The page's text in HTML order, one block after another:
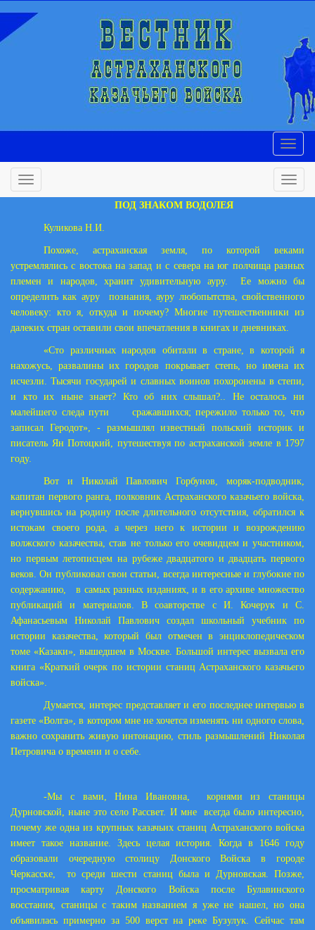
ПОД ЗНАКОМ ВОДОЛЕЯ
Куликова Н.И.
Похоже, астраханская земля, по которой веками
устремлялись с востока на запад и с севера на юг полчища разных
племен и народов, хранит удивительную ауру. Ее можно бы
определить как ауру познания, ауру любопытства, свойственного
человеку: кто я, откуда и почему? Многие путешественники из
далеких стран оставили свои впечатления в книгах и дневниках.
«Сто различных народов обитали в стране, в которой я
нахожусь, развалины их городов покрывает степь, но имена их
исчезли. Тысячи государей и славных воинов похоронены в степи,
и кто их ныне знает? Кто об них слышал?.. Не осталось ни
малейшего следа пути сражавшихся; пережило только то, что
записал Геродот», - размышлял известный польский историк и
писатель Ян Потоцкий, путешествуя по астраханской земле в 1797
году.
Вот и Николай Павлович Горбунов, моряк-подводник,
капитан первого ранга, полковник Астраханского казачьего войска,
вернувшись на родину после длительного отсутствия, обратился к
истокам своего рода, а через него к истории и возрождению
волжского казачества, став не только его очевидцем и участником,
но первым летописцем на рубеже двадцатого и двадцать первого
веков. Он публиковал свои статьи, всегда интересные и глубокие по
содержанию, в самых разных изданиях, и в его архиве множество
публикаций и материалов. В соавторстве с И. Кочерук и С.
Афанасьевым Николай Павлович создал школьный учебник по
истории казачества, который был отмечен в энциклопедическом
томе «Казаки», вышедшем в Москве. Большой интерес вызвала его
книга «Краткий очерк по истории станиц Астраханского казачьего
войска».
Думается, интерес представляет и его последнее интервью в
газете «Волга», в котором мне не хочется изменять ни одного слова,
важно сохранить живую интонацию, стиль размышлений Николая
Петровича о времени и о себе.
-Мы с вами, Нина Ивановна, корнями из станицы
Дурновской, ныне это село Рассвет. И мне всегда было интересно,
почему же одна из крупных казачьих станиц Астраханского войска
имеет такое название. Здесь целая история. Когда в 1646 году
образовали очередную столицу Донского Войска в городе
Черкасске, то среди шести станиц была и Дурновская. Позже,
просматривая карту Донского Войска после Булавинского
восстания, станицы с таким названием я уже не нашел, но она
объявилась примерно за 500 верст на реке Бузулук. Сейчас там